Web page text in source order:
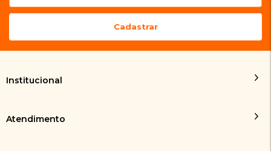
Institucional
Atendimento